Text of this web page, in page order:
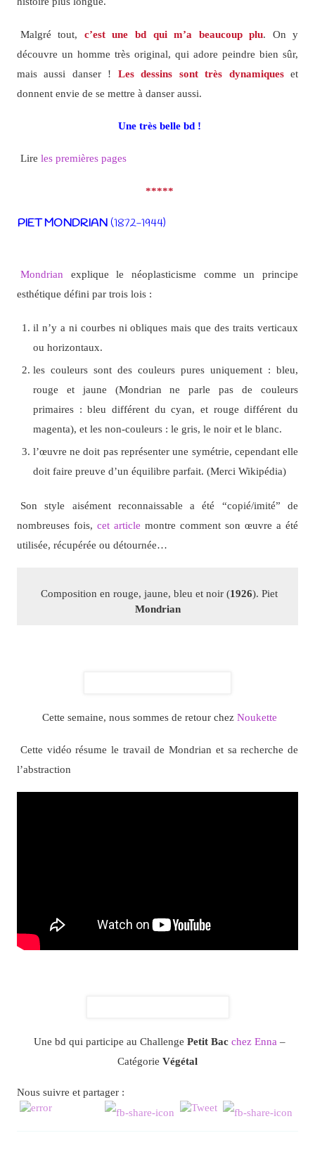
Malgré tout, c’est une bd qui m’a beaucoup plu. On y
découvre un homme très original, qui adore peindre bien sûr,
mais aussi danser ! Les dessins sont très dynamiqueset
donnent envie de se mettre à danser aussi.
Une très belle bd !
Lire les premières pages
*****
PIET MONDRIAN(1872-1944)
Mondrian explique le néoplasticisme comme un principe
esthétique défini par trois lois :
il n’y a ni courbes ni obliques mais que des traits verticaux
ou horizontaux.
les couleurs sont des couleurs pures uniquement : bleu,
rouge et jaune (Mondrian ne parle pas de couleurs
primaires : bleu différent du cyan, et rouge différent du
magenta), et les non-couleurs : le gris, le noir et le blanc.
l’œuvre ne doit pas représenter une symétrie, cependant elle
doit faire preuve d’un équilibre parfait. (Merci Wikipédia)
Son style aisément reconnaissable a été “copié/imité” de
nombreuses fois, cet article montre comment son œuvre a été
utilisée, récupérée ou détournée…
Composition en rouge, jaune, bleu et noir (1926). Piet
Mondrian
Cette semaine, nous sommes de retour chez Noukette
Cette vidéo résume le travail de Mondrian et sa recherche de
l’abstraction
Une bd qui participe au Challenge Petit Bac chez Enna –
Catégorie Végétal
Nous suivre et partager :